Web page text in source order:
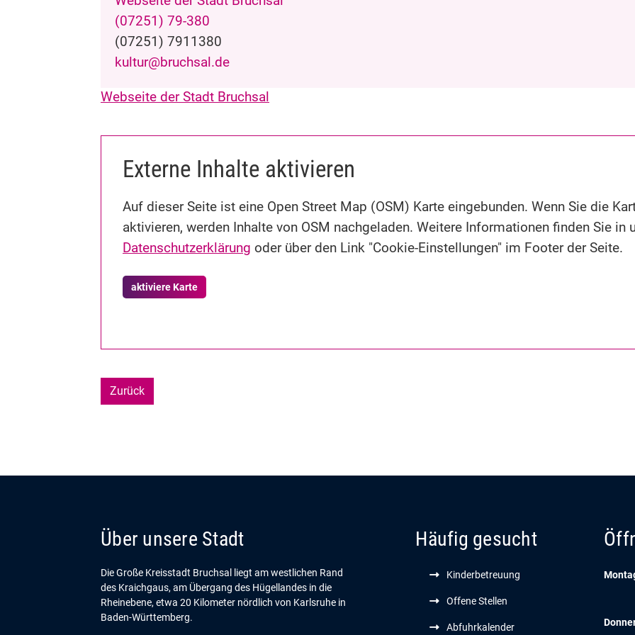
kultur@bruchsal.de
(07251) 79-380
(07251) 791 1380
Webseite der Stadt Bruchsal
Externe Inhalte aktivieren
Auf dieser Seite ist eine Open Street Map (OSM) Karte eingebunden. Wenn Sie die
aktivieren, werden Inhalte von OSM nachgeladen. Weitere Informationen finden Sie in
Datenschutzerklärung oder über den Link "Cookie-Einstellungen" im Footer der Seite.
aktiviere Karte
Zurück
Über unsere Stadt
Die Große Kreisstadt Bruchsal liegt am westlichen Rand
des Kraichgaus, am Übergang des Hügellandes in die
Rheinebene, etwa 20 Kilometer nördlich von Karlsruhe in
Baden-Württemberg.
Häufig gesucht
Kinderbetreuung
Offene Stellen
Abfuhrkalender